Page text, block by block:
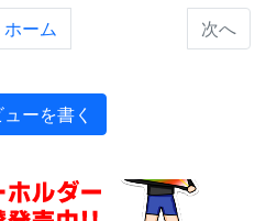
ホーム 次へ
ーを書く